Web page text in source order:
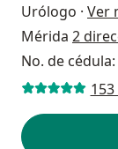
Urólogo · Ver
Mérida 2
No. de